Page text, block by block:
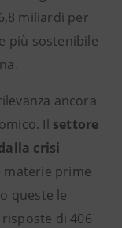
miliardi per
più sostenibile
ancora
Il settore
crisi
materie prime
queste le
di 406